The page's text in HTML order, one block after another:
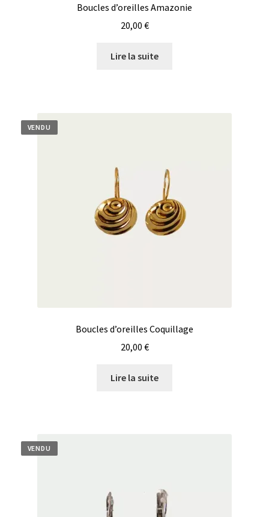
Boucles d’oreilles Amazonie
20,00 €
Lire la suite
VENDU
Boucles d’oreilles Coquillage
20,00 €
Lire la suite
VENDU